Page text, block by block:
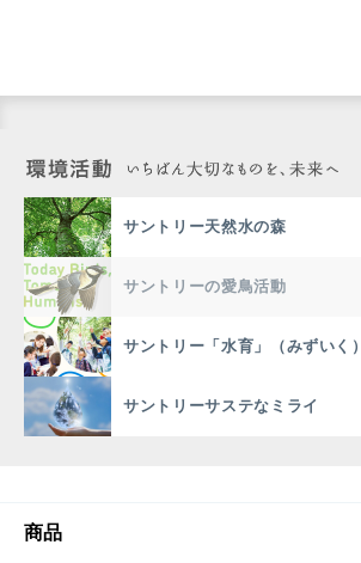
サントリー天然水の森
サントリーの愛鳥活動
サントリー「水育」（みずいく）
サントリーサステなミライ
商品